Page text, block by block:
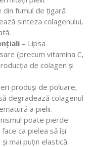
din fumul de țigară
sinteza colagenului,
– Lipsa
(precum vitamina C,
de colagen și
produși de poluare,
degradează colagenul
a pielii.
poate pierde
ca pielea să își
mai puțin elastică.